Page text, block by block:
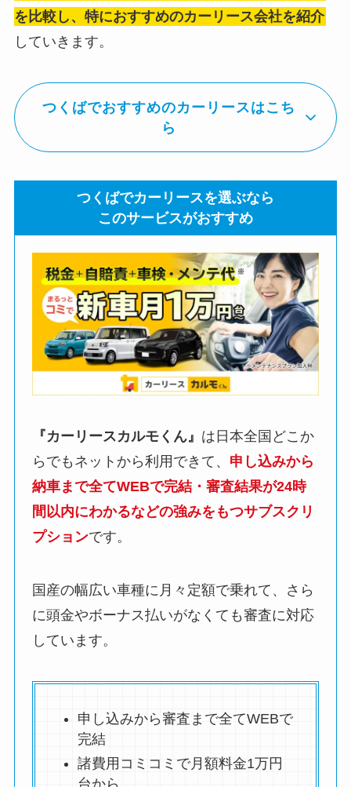
を比較し、特におすすめのカーリース会社を紹介
していきます。
つくばでおすすめのカーリースはこち
ら
つくばでカーリースを選ぶなら
このサービスがおすすめ
『カーリースカルモくん』 は日本全国どこか
らでもネットから利用できて、 申し込みから
納車まで全てWEBで完結・審査結果が24時
間以内にわかるなどの強みをもつサブスクリ
プションです。
国産の幅広い車種に月々定額で乗れて、さら
に頭金やボーナス払いがなくても審査に対応
しています。
申し込みから審査まで全てWEBで
完結
諸費用コミコミで月額料金1万円
台から